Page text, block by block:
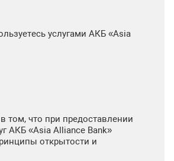
услугами АКБ «Asia
том, что при предоставлении
АКБ «Asia Alliance Bank»
открытости и